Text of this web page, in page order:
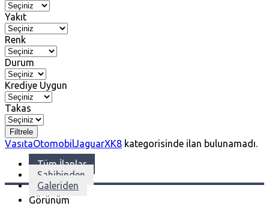
Yakıt
Renk
Durum
Krediye Uygun
Takas
Filtrele
VasıtaOtomobilJaguarXK8 kategorisinde ilan bulunamadı.
Tüm İlanlar
Sahibinden
Galeriden
Görünüm